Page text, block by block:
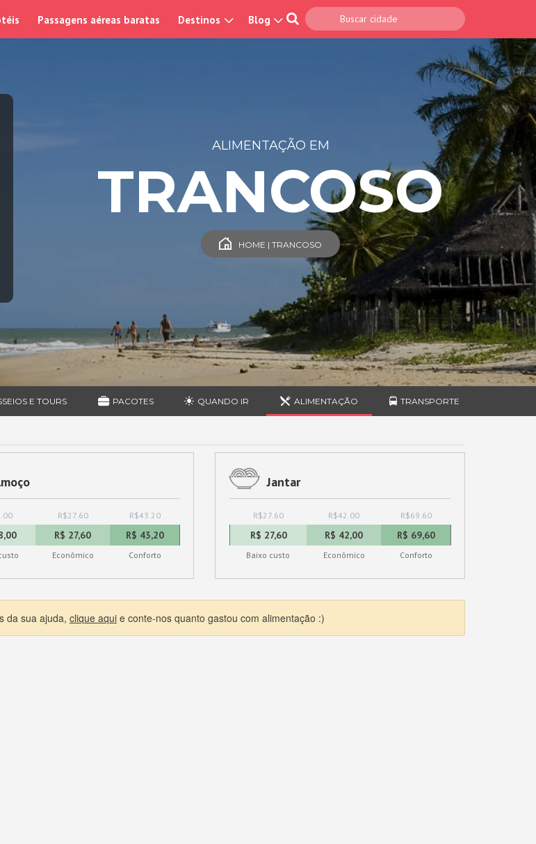
Passagens aéreas baratas Destinos Blog
ALIMENTAÇÃO EM
TRANCOSO
HOME | TRANCOSO
E TOURS PACOTES QUANDO IR ALIMENTAÇÃO TRANSPORTE
R$27.60 R$43.20
R$ 27,60 R$ 43,20
Econômico Conforto
Jantar
R$27.60 R$42.00 R$69.60
R$ 27,60 R$ 42,00 R$ 69,60
Baixo custo Econômico Conforto
da sua ajuda, clique aqui e conte-nos quanto gastou com alimentação :)